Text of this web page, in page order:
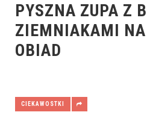
PYSZNA ZUPA Z
ZIEMNIAKAMI NA
OBIAD
CIEKAWOSTKI